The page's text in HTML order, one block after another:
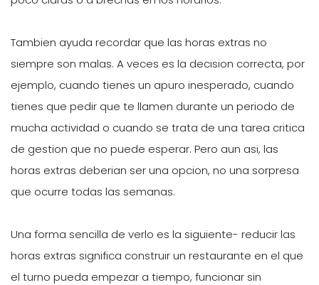
Tambien ayuda recordar que las horas extras no
siempre son malas. A veces es la decision correcta, por
ejemplo, cuando tienes un apuro inesperado, cuando
tienes que pedir que te llamen durante un periodo de
mucha actividad o cuando se trata de una tarea critica
de gestion que no puede esperar. Pero aun asi, las
horas extras deberian ser una opcion, no una sorpresa
que ocurre todas las semanas.
Una forma sencilla de verlo es la siguiente- reducir las
horas extras significa construir un restaurante en el que
el turno pueda empezar a tiempo, funcionar sin